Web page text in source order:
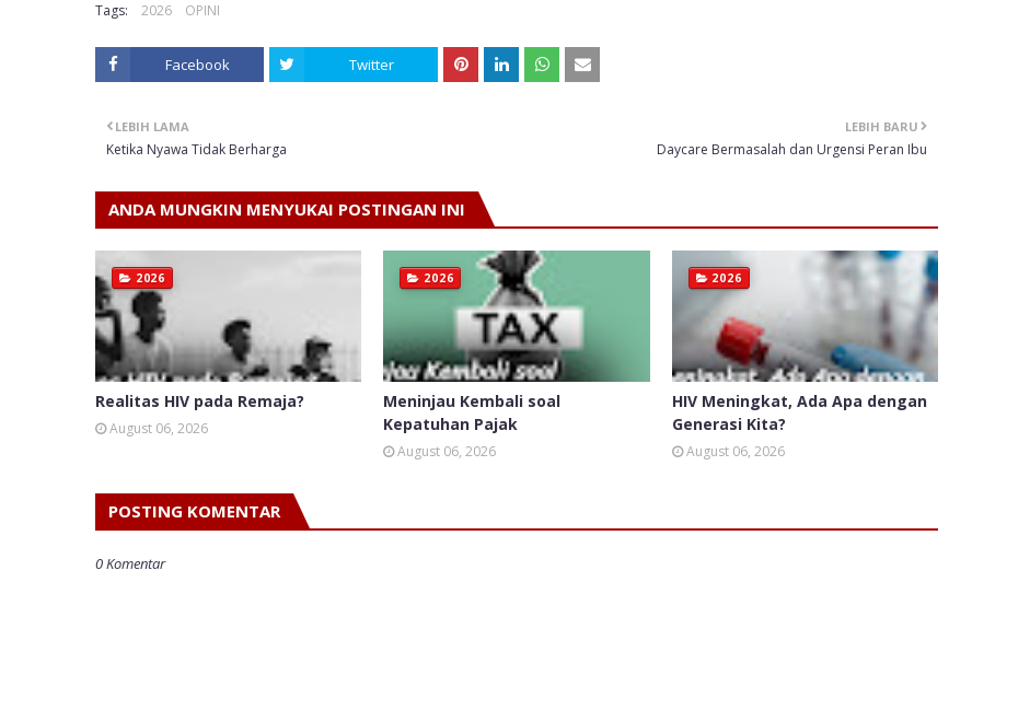
Tags: 2026 OPINI
Facebook Twitter
LEBIH BARU
Daycare Bermasalah dan Urgensi Peran Ibu
LEBIH LAMA
Ketika Nyawa Tidak Berharga
ANDA MUNGKIN MENYUKAI POSTINGAN INI
2026
Realitas HIV pada Remaja?
August 06, 2026
2026
Meninjau Kembali soal
Kepatuhan Pajak
August 06, 2026
2026
HIV Meningkat, Ada Apa dengan
Generasi Kita?
August 06, 2026
POSTING KOMENTAR
0 Komentar